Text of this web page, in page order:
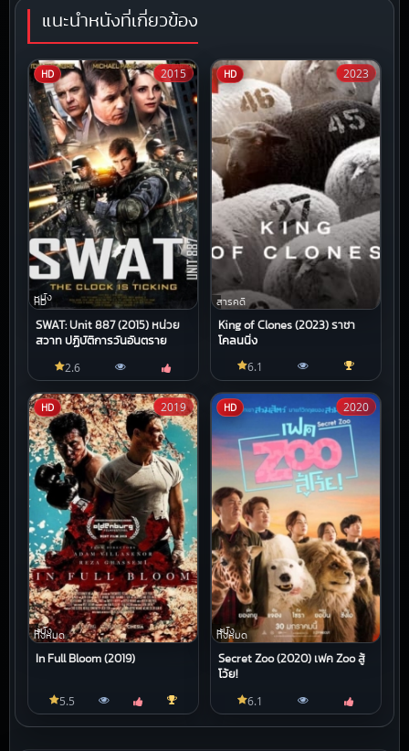
แนะนำหนังที่เกี่ยวข้อง
HD
หนัง
HD
SWAT: Unit 887 (2015) หน่วย
สวาท ปฏิบัติการวันอันตราย
2015
2.6
HD
สารคดี
King of Clones (2023) ราชา
โคลนนิ่ง
2023
6.1
HD
หนัง
ทั้งหมด
In Full Bloom (2019)
2019
5.5
HD
หนัง
ทั้งหมด
Secret Zoo (2020) เฟค Zoo สู้
โว้ย!
2020
6.1